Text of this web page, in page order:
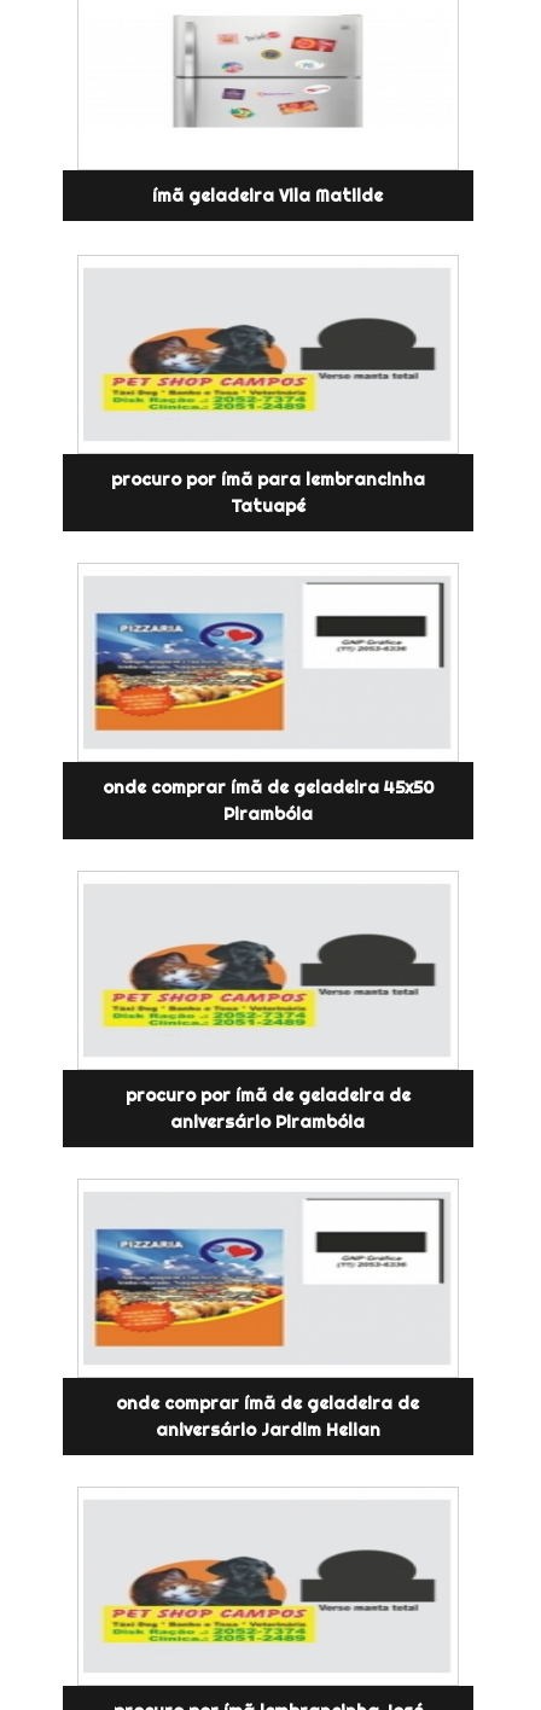
ímã geladeira Vila Matilde
procuro por ímã para lembrancinha
Tatuapé
onde comprar ímã de geladeira 45x50
Pirambóia
procuro por ímã de geladeira de
aniversário Pirambóia
onde comprar ímã de geladeira de
aniversário Jardim Helian